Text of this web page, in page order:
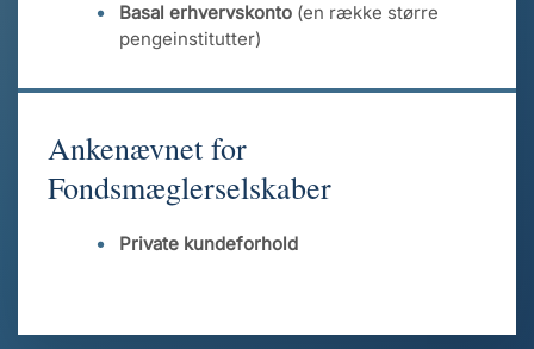
Basal erhvervskonto (en række større
pengeinstitutter)
Ankenævnet for
Fondsmæglerselskaber
Private kundeforhold